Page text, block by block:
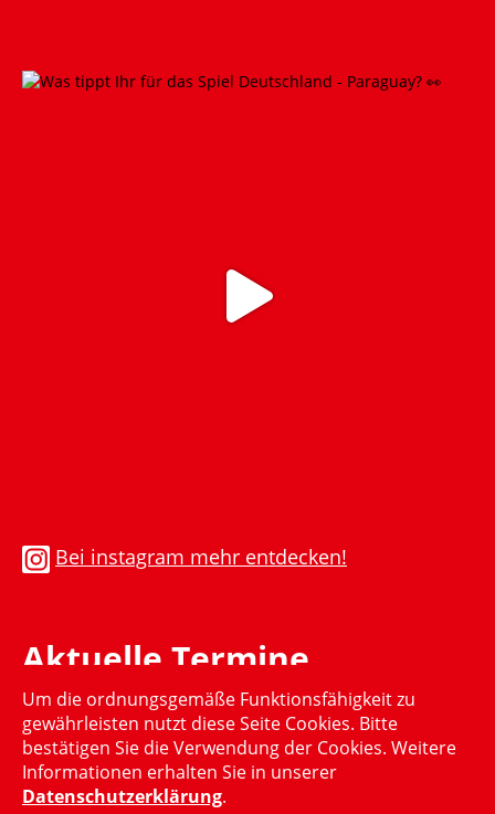
Bei instagram mehr entdecken!
Aktuelle Termine
Momentan gibt es keinen aktuellen Termin
Um die ordnungsgemäße Funktionsfähigkeit zu
gewährleisten nutzt diese Seite Cookies. Bitte
bestätigen Sie die Verwendung der Cookies. Weitere
Informationen erhalten Sie in unserer
Datenschutzerklärung.